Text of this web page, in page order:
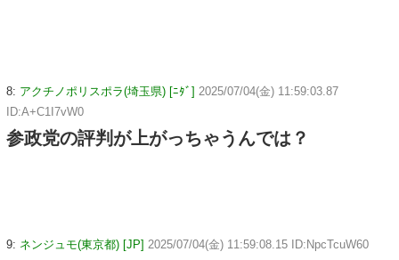
8: アクチノポリスポラ(埼玉県) [ﾆﾀﾞ] 2025/07/04(金) 11:59:03.87
ID:A+C1I7vW0
参政党の評判が上がっちゃうんでは？
9: ネンジュモ(東京都) [JP] 2025/07/04(金) 11:59:08.15 ID:NpcTcuW60